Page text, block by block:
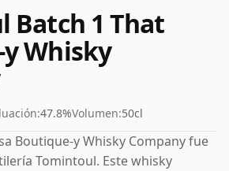
Batch 1 That
Whisky
47.8%Volumen:50cl
Boutique-y Whisky Company fue
Tomintoul. Este whisky